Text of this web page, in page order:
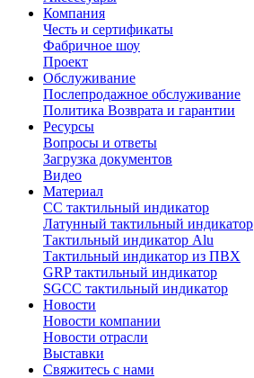
Компания
Честь и сертификаты
Фабричное шоу
Проект
Обслуживание
Послепродажное обслуживание
Политика Возврата и гарантии
Ресурсы
Вопросы и ответы
Загрузка документов
Видео
Материал
СС тактильный индикатор
Латунный тактильный индикатор
Тактильный индикатор Alu
Тактильный индикатор из ПВХ
GRP тактильный индикатор
SGCC тактильный индикатор
Новости
Новости компании
Новости отрасли
Выставки
Свяжитесь с нами